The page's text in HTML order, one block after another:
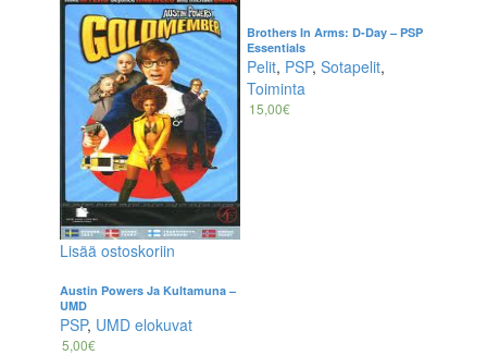
Lisää ostoskoriin
Austin Powers Ja Kultamuna –
UMD
PSP, UMD elokuvat
5,00€
Brothers In Arms: D-Day – PSP
Essentials
Pelit, PSP,Sotapelit,
Toiminta
15,00€